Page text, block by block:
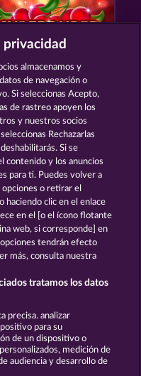
DUPER CHERRY
OF POWER
almacenamos y
de navegación o
Si seleccionas Acepto,
de rastreo apoyen los
y nuestros socios
Rechazarlas
Si se
contenido y los anuncios
para ti. Puedes volver a
o retirar el
clic en el enlace
en el [o el ícono flotante
web, si corresponde] en
tendrán efecto
más, consulta nuestra
tratamos los datos
precisa. analizar
para su
de un dispositivo o
medición de
audiencia y desarrollo de